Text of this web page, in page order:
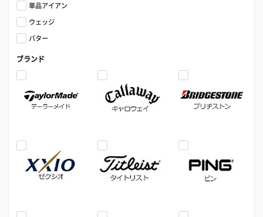
単品アイアン
ウェッジ
パター
ブランド